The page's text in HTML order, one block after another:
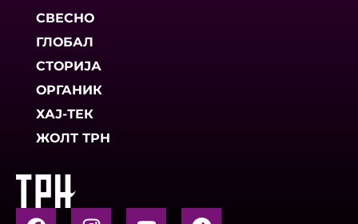
СВЕСНО
ГЛОБАЛ
СТОРИЈА
ОРГАНИК
ХАЈ-ТЕК
ЖОЛТ ТРН